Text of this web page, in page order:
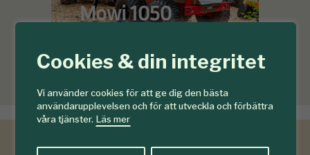
Cookies & din integritet
Vi använder cookies för att ge dig den bästa
användarupplevelsen och för att utveckla och förbättra
våra tjänster. Läs mer